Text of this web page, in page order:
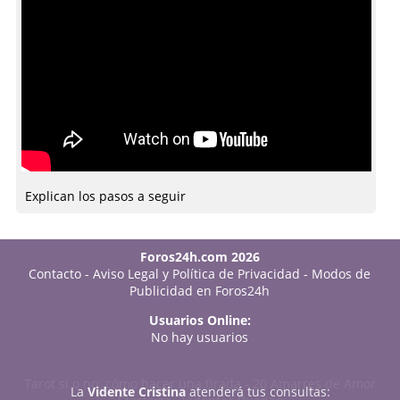
Explican los pasos a seguir
Foros24h.com 2026
Contacto -Aviso Legal y Política de Privacidad - Modos de
Publicidad en Foros24h
Usuarios Online:
No hay usuarios
Tarot sí o no: cómo hacer una tirada-
20 Amarres de Amor
La Vidente Cristinaatenderá tus consultas: